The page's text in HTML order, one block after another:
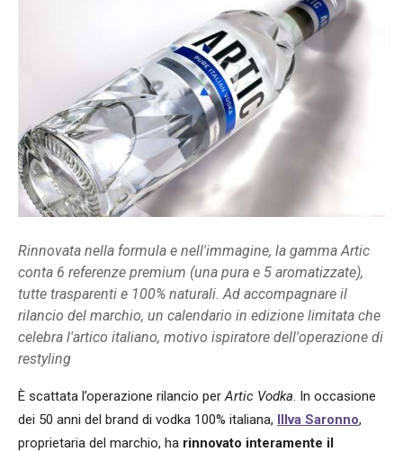
Rinnovata nella formula e nell'immagine, la gamma Artic
conta 6 referenze premium (una pura e 5 aromatizzate),
tutte trasparenti e 100% naturali. Ad accompagnare il
rilancio del marchio, un calendario in edizione limitata che
celebra l'artico italiano, motivo ispiratore dell'operazione di
restyling
È scattata l’operazione rilancio perArtic Vodka. In occasione
dei 50 anni del brand di vodka 100% italiana, Illva Saronno,
proprietaria del marchio, ha rinnovato interamente il